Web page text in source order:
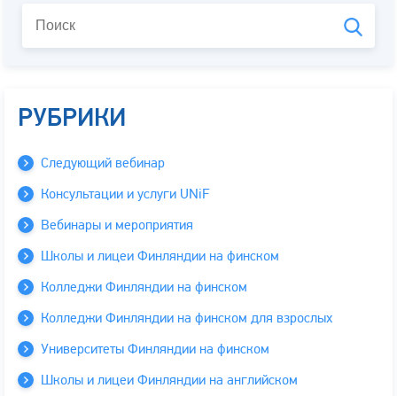
РУБРИКИ
Следующий вебинар
Консультации и услуги UNiF
Вебинары и мероприятия
Школы и лицеи Финляндии на финском
Колледжи Финляндии на финском
Колледжи Финляндии на финском для взрослых
Университеты Финляндии на финском
Школы и лицеи Финляндии на английском